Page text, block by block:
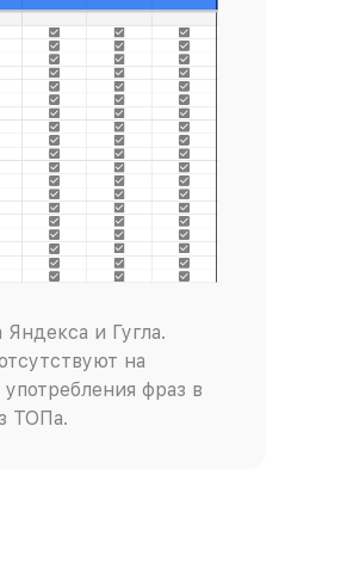
и Гугла.
на
фраз в
ТОПа.